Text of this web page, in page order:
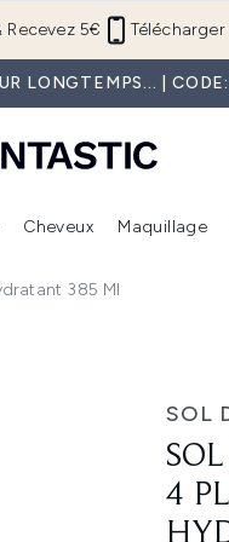
au contenu principal
Télécharger
Recevez 5€
LONGTEMPS... |
Accédez au sous-menu (Nouveautés)Accédez au sous-menu (Beauty Box)
Cheveux Maquillage
385 Ml
SOL
4